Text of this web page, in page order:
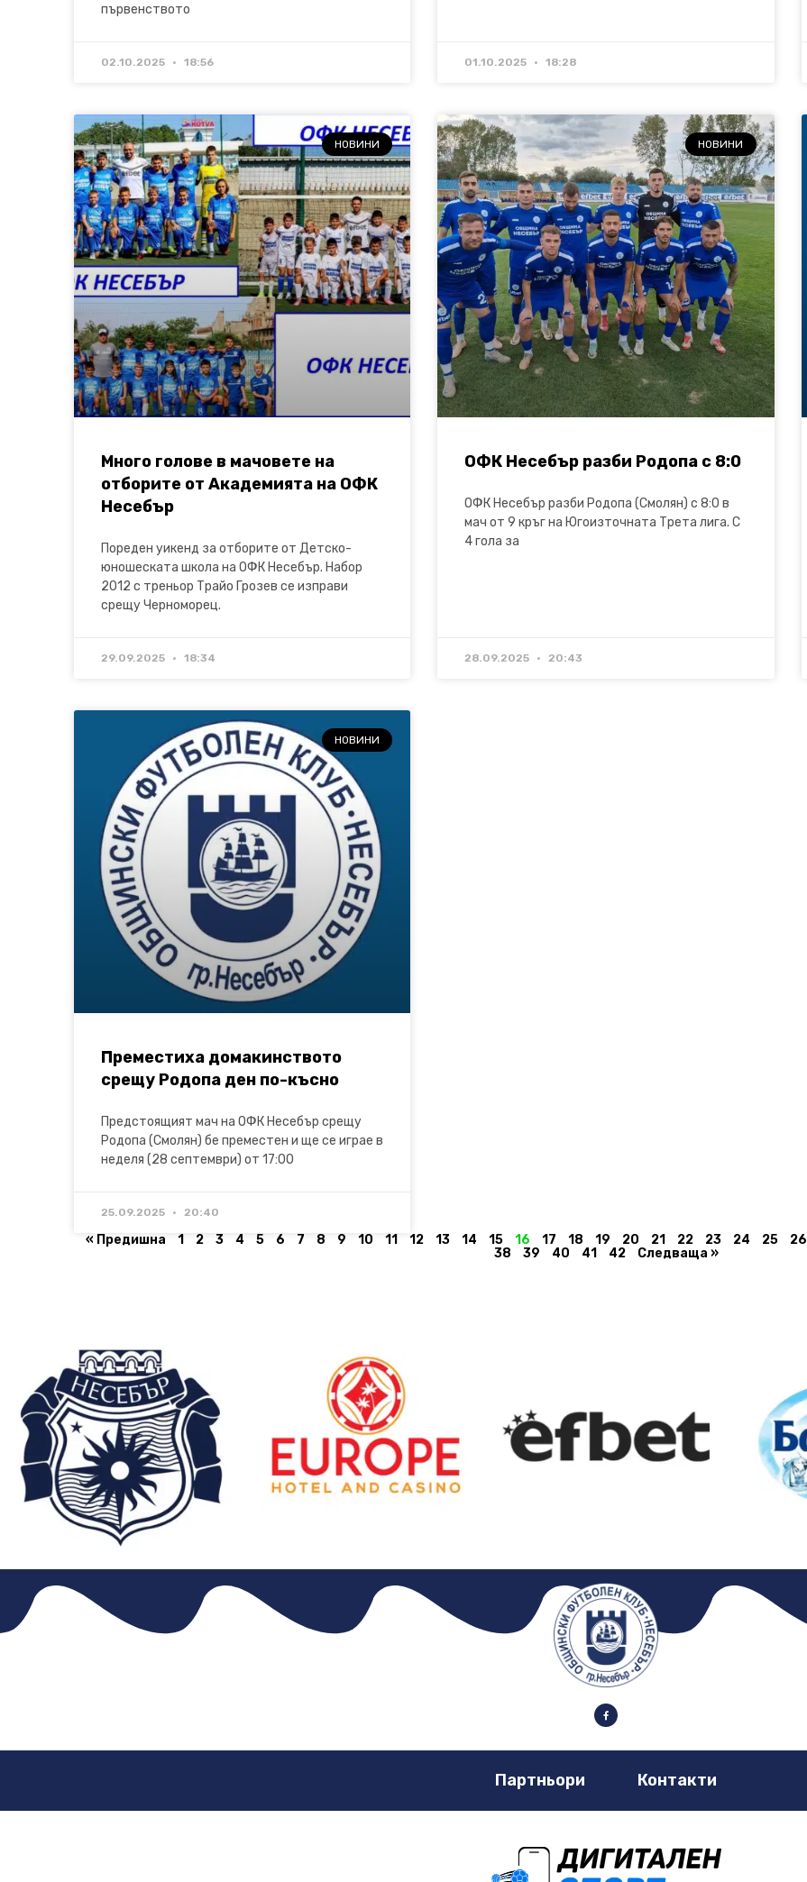
първенството
02.10.2025 18:56 01.10.2025 18:28
НОВИНИ
Много голове в мачовете на
отборите от Академията на ОФК
Несебър
Пореден уикенд за отборите от Детско-
юношеската школа на ОФК Несебър. Набор
2012 с треньор Трайо Грозев се изправи
срещу Черноморец.
29.09.2025 18:34
НОВИНИ
ОФК Несебър разби Родопа с 8:0
ОФК Несебър разби Родопа (Смолян) с 8:0 в
мач от 9 кръг на Югоизточната Трета лига. С
4 гола за
28.09.2025 20:43
НОВИНИ
Преместиха домакинството
срещу Родопа ден по-късно
Предстоящият мач на ОФК Несебър срещу
Родопа (Смолян) бе преместен и ще се играе в
неделя (28 септември) от 17:00
25.09.2025 20:40
« Предишна 1 2 3 4 5 6 7 8 9 10 11 12 13 14 15 16 17 18 19 20 21 22 23 24 25 26
38
39 40 41 42 Следваща »
Партньори Контакти